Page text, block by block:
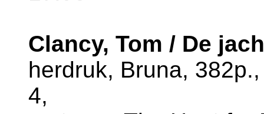
Clancy, Tom / De
herdruk, Bruna,
4,